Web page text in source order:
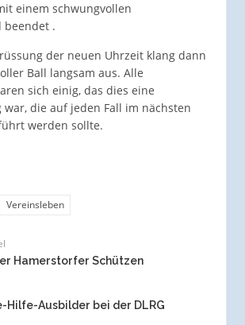
einem schwungvollen
beendet .
der neuen Uhrzeit klang dann
Ball langsam aus. Alle
sich einig, das dies eine
war, die auf jeden Fall im nächsten
werden sollte.
Vereinsleben
Hamerstorfer Schützen
Hilfe-Ausbilder bei der DLRG